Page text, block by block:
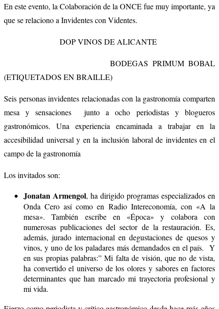
En este evento, la Colaboración de la ONCE fue muy importante, ya
que se relaciono a Invidentes con Videntes.
DOP VINOS DE ALICANTE
BODEGAS PRIMUM BOBAL
(ETIQUETADOS EN BRAILLE)
Seis personas invidentes relacionadas con la gastronomía comparten
mesa y sensaciones junto a ocho periodistas y blogueros
gastronómicos. Una experiencia encaminada a trabajar en la
accesibilidad universal y en la inclusión laboral de invidentes en el
campo de la gastronomía
Los invitados son:
Jonatan Armengol, ha dirigido programas especializados en
Onda Cero así como en Radio Intereconomía, con «A la
mesa». También escribe en «Época» y colabora con
numerosas publicaciones del sector de la restauración. Es,
además, jurado internacional en degustaciones de quesos y
vinos, y uno de los paladares más demandados en el país. Y
en sus propias palabras:” Mi falta de visión, que no de vista,
ha convertido el universo de los olores y sabores en factores
determinantes que han marcado mi trayectoria profesional y
mi vida.